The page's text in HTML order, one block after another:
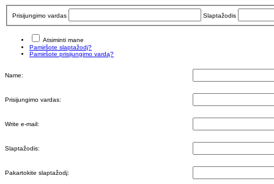
Prisijungimo vardas Slaptažodis
Atsiminti mane
Pamiršote slaptažodį?
Pamiršote prisijungimo vardą?
Name:
Prisijungimo vardas:
Write e-mail:
Slaptažodis:
Pakartokite slaptažodį: